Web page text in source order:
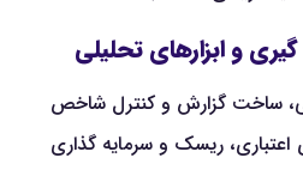
و ابزارهای تحلیلی
ساخت گزارش و کنترل شاخص
ریسک و سرمایه گذاری